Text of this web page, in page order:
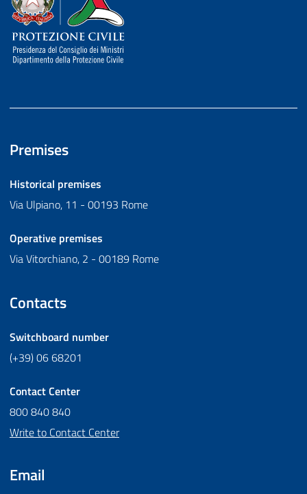
Premises
Historical premises
Via Ulpiano, 11 - 00193 Rome
Operative premises
Via Vitorchiano, 2 - 00189 Rome
Contacts
Switchboard number
(+39) 06 68201
Contact Center
800 840 840
Write to Contact Center
Email